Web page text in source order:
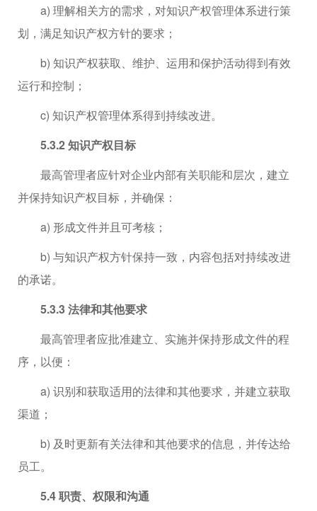
a) 理解相关方的需求，对知识产权管理体系进行策
划，满足知识产权方针的要求；
b) 知识产权获取、维护、运用和保护活动得到有效
运行和控制；
c) 知识产权管理体系得到持续改进。
5.3.2 知识产权目标
最高管理者应针对企业内部有关职能和层次，建立
并保持知识产权目标，并确保：
a) 形成文件并且可考核；
b) 与知识产权方针保持一致，内容包括对持续改进
的承诺。
5.3.3 法律和其他要求
最高管理者应批准建立、实施并保持形成文件的程
序，以便：
a) 识别和获取适用的法律和其他要求，并建立获取
渠道；
b) 及时更新有关法律和其他要求的信息，并传达给
员工。
5.4 职责、权限和沟通